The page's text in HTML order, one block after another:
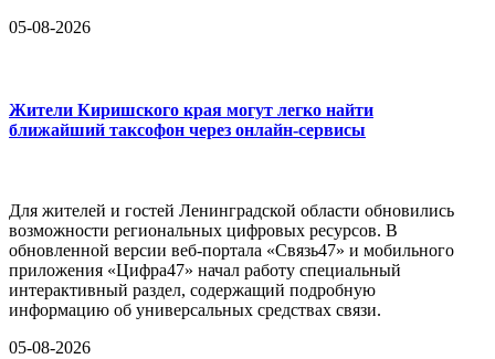
05-08-2026
Жители Киришского края могут легко найти
ближайший таксофон через онлайн-сервисы
Для жителей и гостей Ленинградской области обновились
возможности региональных цифровых ресурсов. В
обновленной версии веб-портала «Связь47» и мобильного
приложения «Цифра47» начал работу специальный
интерактивный раздел, содержащий подробную
информацию об универсальных средствах связи.
05-08-2026